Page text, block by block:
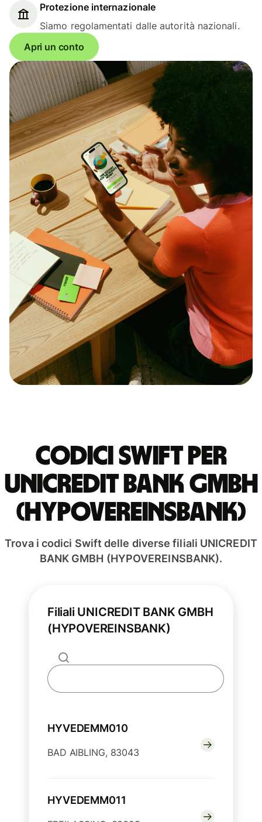
Protezione internazionale
Siamo regolamentati dalle autorità nazionali.
Apri un conto
Codici Swift per
UNICREDIT BANK GMBH
(HYPOVEREINSBANK)
Trova i codici Swift delle diverse filiali UNICREDIT
BANK GMBH (HYPOVEREINSBANK).
Filiali UNICREDIT BANK GMBH
(HYPOVEREINSBANK)
HYVEDEMM010
BAD AIBLING, 83043
HYVEDEMM011